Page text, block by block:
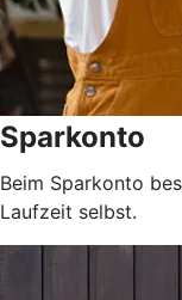
Sparkonto
Beim Sparkonto
Laufzeit selbst.